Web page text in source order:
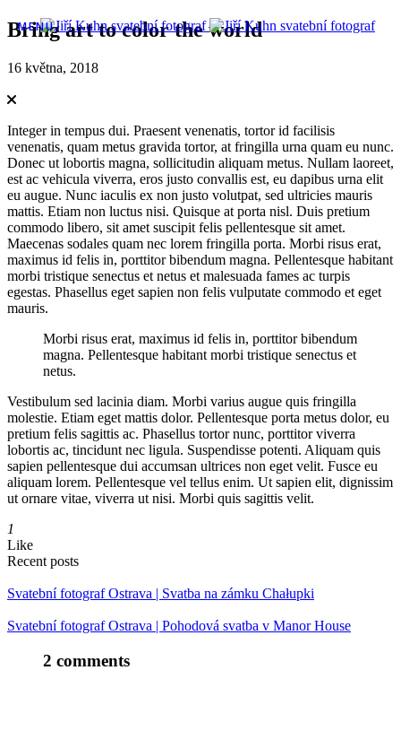
MENU
Bring art to color the world
16 května, 2018
Integer in tempus dui. Praesent venenatis, tortor id facilisis
venenatis, quam metus gravida tortor, at fringilla urna quam eu nunc.
Donec ut lobortis magna, sollicitudin aliquam metus. Nullam laoreet,
est ac vehicula viverra, eros justo convallis est, eu dapibus urna elit
eu augue. Nunc iaculis ex non justo volutpat, sed ultricies mauris
mattis. Etiam non luctus nisi. Quisque at porta nisl. Duis pretium
commodo libero, sit amet suscipit felis pellentesque sit amet.
Maecenas sodales quam nec lorem fringilla porta. Morbi risus erat,
maximus id felis in, porttitor bibendum magna. Pellentesque habitant
morbi tristique senectus et netus et malesuada fames ac turpis
egestas. Phasellus eget sapien non felis vulputate commodo et eget
mauris.
Morbi risus erat, maximus id felis in, porttitor bibendum
magna. Pellentesque habitant morbi tristique senectus et
netus.
Vestibulum sed lacinia diam. Morbi varius augue quis fringilla
molestie. Etiam eget mattis dolor. Pellentesque porta metus dolor, eu
pretium felis sagittis ac. Phasellus tortor nunc, porttitor viverra
lobortis ac, tincidunt nec ligula. Suspendisse potenti. Aliquam quis
sapien pellentesque dui accumsan ultrices non eget velit. Fusce eu
aliquam lorem. Pellentesque vel tellus enim. Ut sapien elit, dignissim
ut ornare vitae, viverra ut nisi. Morbi quis sagittis velit.
1
Like
Recent posts
Svatební fotograf Ostrava | Svatba na zámku Chałupki
Svatební fotograf Ostrava | Pohodová svatba v Manor House
2 comments